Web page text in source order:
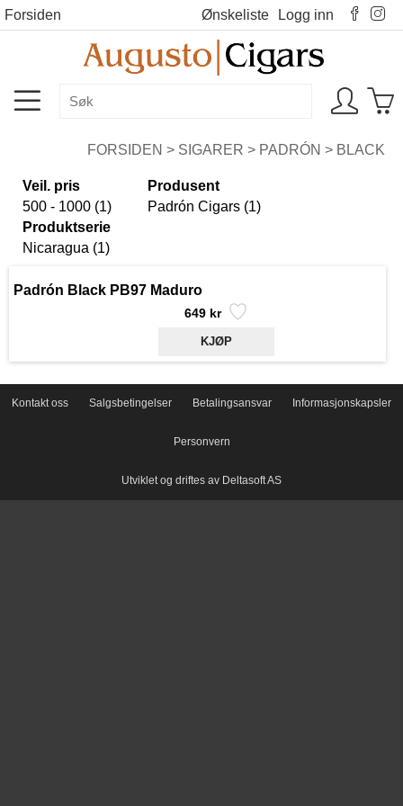
Forsiden Ønskeliste Logg inn
FORSIDEN > SIGARER > PADRÓN > BLACK
Veil. pris
500 - 1000 (1)
Produsent
Padrón Cigars (1)
Produktserie
Nicaragua (1)
Padrón Black PB97 Maduro
649 kr
Kontakt oss Salgsbetingelser Betalingsansvar Informasjonskapsler
Personvern
Utviklet og driftes av Deltasoft AS